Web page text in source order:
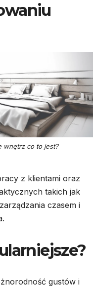
wnętrz co to jest?
z klientami oraz
takich jak
czasem i
gustów i